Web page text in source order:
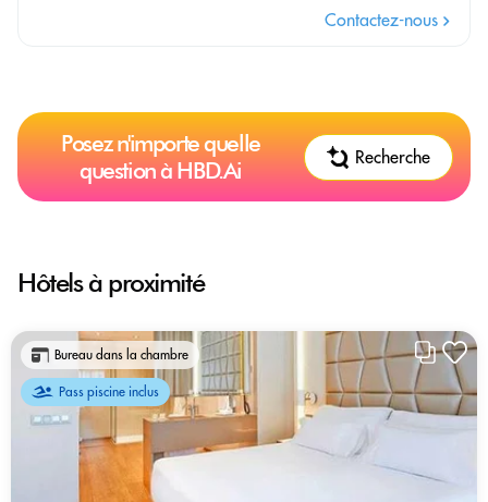
Contactez-nous
Posez n'importe quelle
question à HBD.Ai
Recherche
Hôtels à proximité
Bureau dans la chambre
Pass piscine inclus